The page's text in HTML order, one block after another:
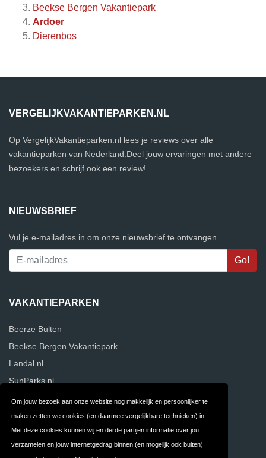
Om jouw bezoek aan onze website nog makkelijk en persoonlijker te
maken zetten we cookies (en daarmee vergelijkbare technieken) in.
Met deze cookies kunnen wij en derde partijen informatie over jou
verzamelen en jouw internetgedrag binnen (en mogelijk ook buiten)
Beekse Bergen Vakantiepark
Ardoer
Dierenbos
VERGELIJKVAKANTIEPARKEN.NL
Op VergelijkVakantieparken.nl lees je reviews over alle
vakantieparken van Nederland.Deel jouw ervaringen met andere
bezoekers en schrijf ook een review!
NIEUWSBRIEF
Vul je e-mailadres in om onze nieuwsbrief te ontvangen.
VAKANTIEPARKEN
Beerze Bulten
Beekse Bergen Vakantiepark
Landal.nl
SunParks.nl
Contact Privacy
Algemene FAQ